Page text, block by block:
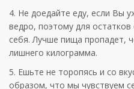
4. Не доедайте еду, если Вы
ведро, поэтому для остатков
себя. Лучше пища пропадет,
лишнего килограмма.
5. Ешьте не торопясь и со
образом, что мы чувствуем